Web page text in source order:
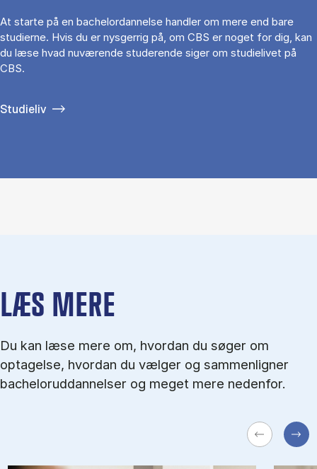
At starte på en bachelordannelse handler om mere end bare
studierne. Hvis du er nysgerrig på, om CBS er noget for dig, kan
du læse hvad nuværende studerende siger om studielivet på
CBS.
Studieliv
LÆS MERE
Du kan læse mere om, hvordan du søger om
optagelse, hvordan du vælger og sammenligner
bacheloruddannelser og meget mere nedenfor.